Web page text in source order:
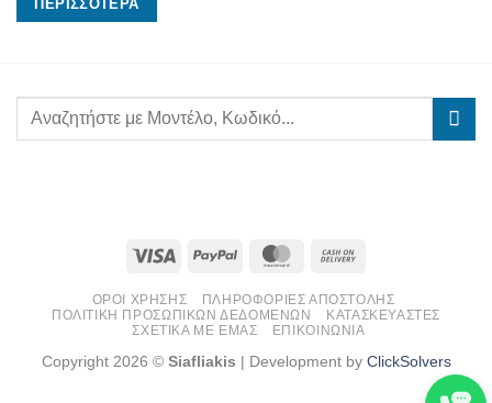
ΠΕΡΙΣΣΌΤΕΡΑ
Visa PayPal MasterCard
Delivery
ΌΡΟΙ ΧΡΉΣΗΣ
ΠΛΗΡΟΦΟΡΊΕΣ ΑΠΟΣΤΟΛΉΣ
ΠΟΛΙΤΙΚΉ ΠΡΟΣΩΠΙΚΏΝ ΔΕΔΟΜΈΝΩΝ
ΚΑΤΑΣΚΕΥΑΣΤΈΣ
ΣΧΕΤΙΚΆ ΜΕ ΕΜΆΣ
ΕΠΙΚΟΙΝΩΝΊΑ
Copyright 2026 © Siafliakis | Development by ClickSolvers